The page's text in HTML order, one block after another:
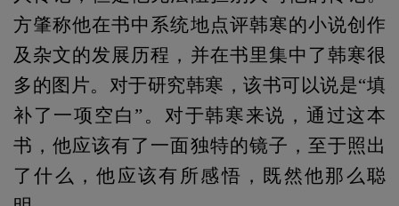
方肇称他在书中系统地点评韩寒的小说创作
及杂文的发展历程，并在书里集中了韩寒很
多的图片。对于研究韩寒，该书可以说是“填
补了一项空白”。对于韩寒来说，通过这本
书，他应该有了一面独特的镜子，至于照出
了什么，他应该有所感悟，既然他那么聪